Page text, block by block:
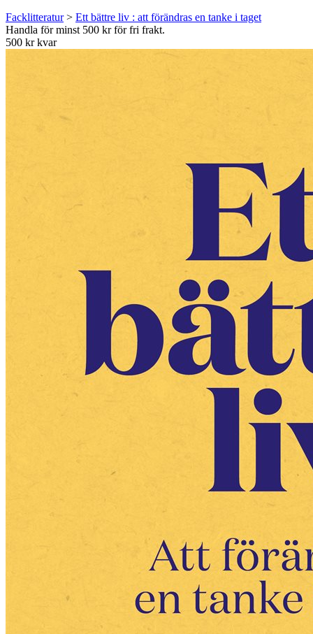
Facklitteratur> Ett bättre liv : att förändras en tanke i taget
Handla för minst 500 kr för fri frakt.
500 kr kvar